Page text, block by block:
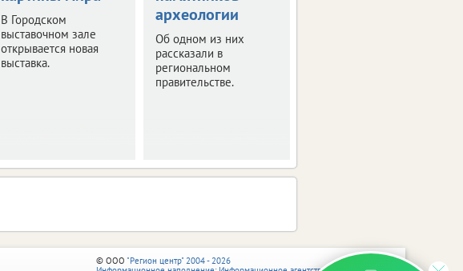
В Городском
выставочном зале
открывается новая
выставка.
археологии
Об одном из них
рассказали в
региональном
правительстве.
© ООО "Регион центр" 2004 - 2026